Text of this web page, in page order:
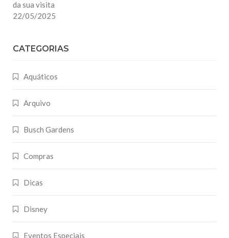
da sua visita
22/05/2025
CATEGORIAS
Aquáticos
Arquivo
Busch Gardens
Compras
Dicas
Disney
Eventos Especiais